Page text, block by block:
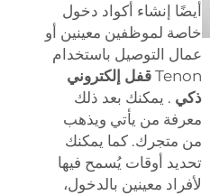
أيضًا إنشاء أكواد دخول
خاصة لموظفين معينين أو
عمال التوصيل باستخدام
Tenon قفل إلكتروني
ذكي . يمكنك بعد ذلك
معرفة من يأتي ويذهب
من متجرك. كما يمكنك
تحديد أوقات يُسمح فيها
لأفراد معينين بالدخول،